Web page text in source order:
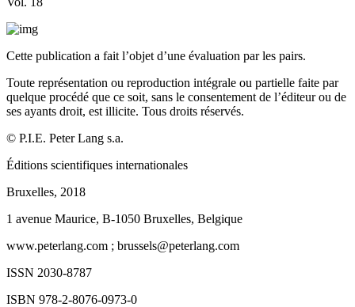
Cette publication a fait l’objet d’une évaluation par les pairs.
Toute représentation ou reproduction intégrale ou partielle faite par
quelque procédé que ce soit, sans le consentement de l’éditeur ou de
ses ayants droit, est illicite. Tous droits réservés.
© P.I.E. Peter Lang s.a.
Éditions scientifiques internationales
Bruxelles, 2018
1 avenue Maurice, B-1050 Bruxelles, Belgique
www.peterlang.com ; brussels@peterlang.com
ISSN 2030-8787
ISBN 978-2-8076-0973-0